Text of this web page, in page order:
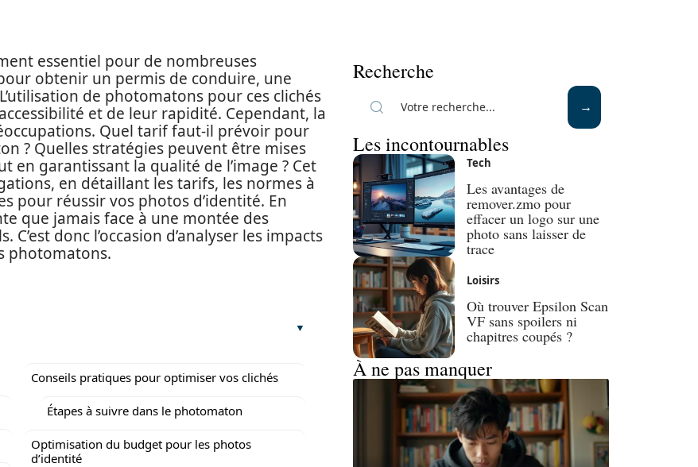
essentiel pour de nombreuses
obtenir un permis de conduire, une
de photomatons pour ces clichés
et de leur rapidité. Cependant, la
Quel tarif faut-il prévoir pour
? Quelles stratégies peuvent être mises
garantissant la qualité de l’image ? Cet
en détaillant les tarifs, les normes à
pour réussir vos photos d’identité. En
que jamais face à une montée des
donc l’occasion d’analyser les impacts
photomatons.
Conseils pratiques pour optimiser vos clichés
Étapes à suivre dans le photomaton
Optimisation du budget pour les photos
d’identité
Recherche
Les incontournables
Tech
Les avantages de
remover.zmo pour
effacer un logo sur une
photo sans laisser de
trace
Loisirs
Où trouver Epsilon Scan
VF sans spoilers ni
chapitres coupés ?
À ne pas manquer